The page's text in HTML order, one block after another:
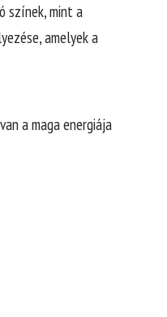
színek, mint a
amelyek a
a maga energiája